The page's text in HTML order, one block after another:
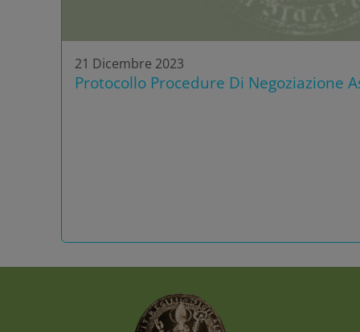
21 Dicembre 2023
Protocollo Procedure Di Negoziazione